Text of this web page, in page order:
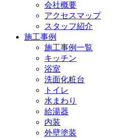
会社概要
アクセスマップ
スタッフ紹介
施工事例
施工事例一覧
キッチン
浴室
洗面化粧台
トイレ
水まわり
給湯器
内装
外壁塗装